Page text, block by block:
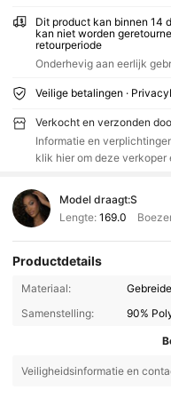
Dit product kan binnen 14
kan niet worden
retourperiode
Onderhevig aan eerlijk
Veilige betalingen ·
Verkocht en verzonden
Informatie en
klik hier om deze
Model draagt:S
Lengte: 169.0
Productdetails
Materiaal:
Samenstelling:
90%
Veiligheidsinformatie en